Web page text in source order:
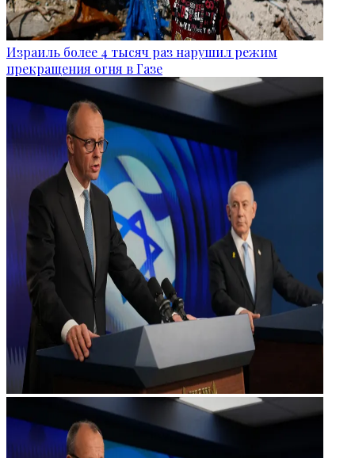
Израиль более 4 тысяч раз нарушил режим
прекращения огня в Газе